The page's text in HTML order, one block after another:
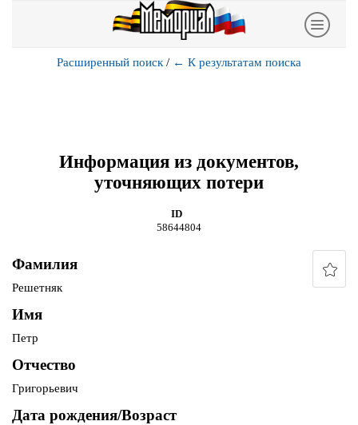
Расширенный поиск / ← К результатам поиска
Информация из документов,
уточняющих потери
ID
58644804
Фамилия
Решетняк
Имя
Петр
Отчество
Григорьевич
Дата рождения/Возраст